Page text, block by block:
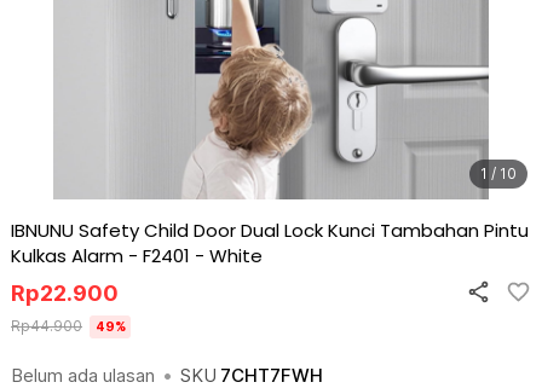
1 / 10
IBNUNU Safety Child Door Dual Lock Kunci Tambahan Pintu
Kulkas Alarm - F2401 - White
Belum ada ulasan • SKU 7CHT7FWH
Rp22.900
Rp44.900 49%